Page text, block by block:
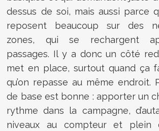
dessus de soi, mais aussi parce
reposent beaucoup sur des
zones, qui se rechargent
passages. Il y a donc un côté
met en place, surtout quand ça
qu’on repasse au même endroit.
de base est bonne : apporter un
rythme dans la campagne,
niveaux au compteur et plein